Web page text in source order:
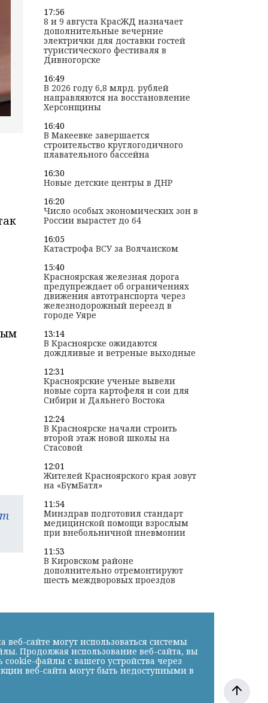
17:56
8 и 9 августа КрасЖД назначает
дополнительные вечерние
электрички для доставки гостей
туристического фестиваля в
Дивногорске
16:49
В 2026 году 6,8 млрд. рублей
направляются на восстановление
Херсонщины
16:40
В Макеевке завершается
строительство круглогодичного
плавательного бассейна
16:30
Новые детские центры в ДНР
16:20
Число особых экономических зон в
России вырастет до 64
16:05
Катастрофа ВСУ за Волчанском
15:40
Красноярская железная дорога
предупреждает об ограничениях
движения автотранспорта через
железнодорожный переезд в
городе Уяре
13:14
В Красноярске ожидаются
дождливые и ветреные выходные
12:31
Красноярские ученые вывели
новые сорта картофеля и сои для
Сибири и Дальнего Востока
12:24
В Красноярске начали строить
второй этаж новой школы на
Стасовой
12:01
Жителей Красноярского края зовут
на «БумБатл»
11:54
Минздрав подготовил стандарт
медицинской помощи взрослым
при внебольничной пневмонии
11:53
В Кировском районе
дополнительно отремонтируют
шесть междворовых проездов
сайте могут использоваться системы
Продолжая использование веб-сайта, вы
файлы с вашего устройства через
веб-сайта могут быть недоступными в